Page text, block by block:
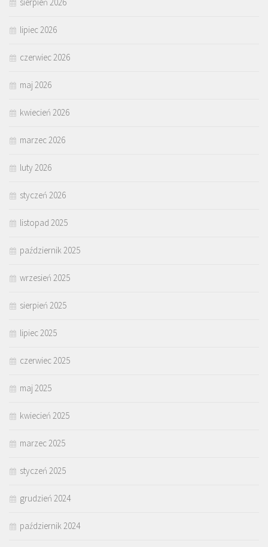
lipiec 2026
czerwiec 2026
maj 2026
kwiecień 2026
marzec 2026
luty 2026
styczeń 2026
listopad 2025
październik 2025
wrzesień 2025
sierpień 2025
lipiec 2025
czerwiec 2025
maj 2025
kwiecień 2025
marzec 2025
styczeń 2025
grudzień 2024
październik 2024